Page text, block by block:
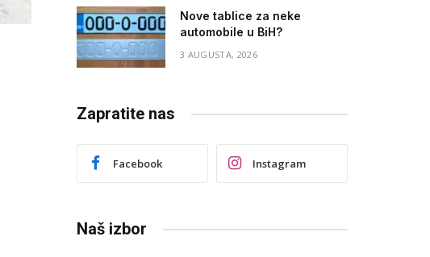
Nove tablice za neke
automobile u BiH?
3 AUGUSTA, 2026
Zapratite nas
Facebook Instagram
Naš izbor